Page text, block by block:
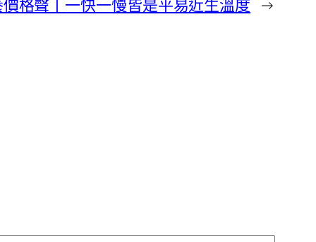
格聲丨一快一慢皆是平易近生溫度 →